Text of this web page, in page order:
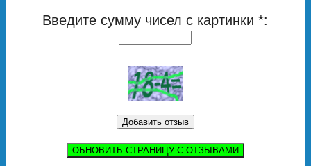
Введите сумму чисел с картинки *:
ОБНОВИТЬ СТРАНИЦУ С ОТЗЫВАМИ